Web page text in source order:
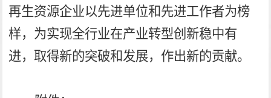
再生资源企业以先进单位和先进工作者为榜
样，为实现全行业在产业转型创新稳中有
进，取得新的突破和发展，作出新的贡献。